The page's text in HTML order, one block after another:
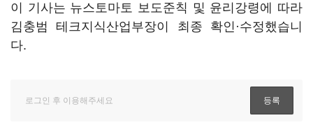
이 기사는 뉴스토마토 보도준칙 및 윤리강령에 따라
김충범 테크지식산업부장이 최종 확인·수정했습니
다.